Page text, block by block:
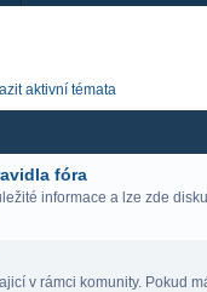
aktivní témata
fóra
informace a lze zde
v rámci komunity. Pokud